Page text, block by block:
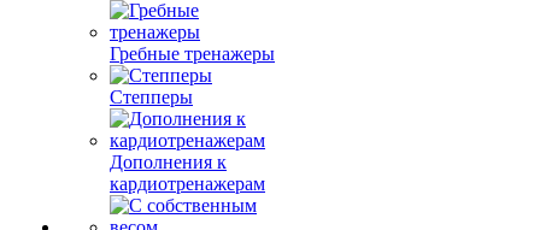
Гребные тренажеры
Степперы
Дополнения к
кардиотренажерам